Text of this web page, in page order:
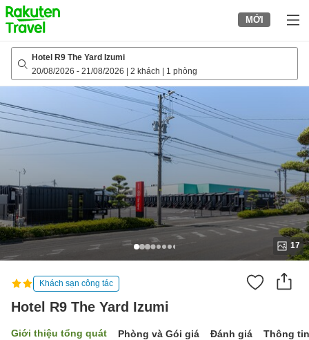
to
top
page
MỚI
Hotel R9 The Yard Izumi
20/08/2026 - 21/08/2026 2 khách 1 phòng
17
Khách sạn công tác
Hotel R9 The Yard Izumi
Giới thiệu tổng quát Phòng và Gói giá Đánh giá Thông